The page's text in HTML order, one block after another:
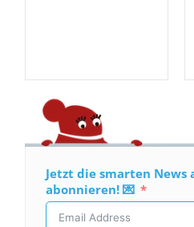
Jetzt die smarten News
abonnieren! 💌